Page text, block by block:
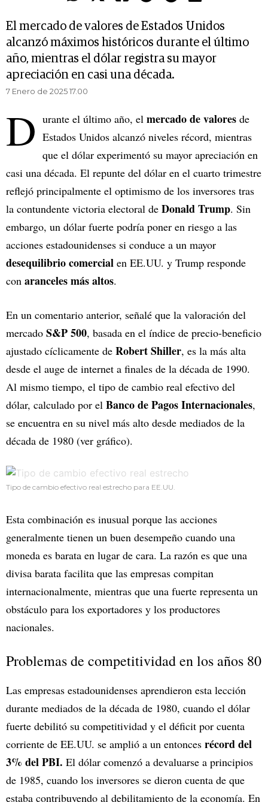
El mercado de valores de Estados Unidos
alcanzó máximos históricos durante el último
año, mientras el dólar registra su mayor
apreciación en casi una década.
7 Enero de 2025 17.00
D urante el último año, el mercado de valores de
Estados Unidos alcanzó niveles récord, mientras
que el dólar experimentó su mayor apreciación en
casi una década. El repunte del dólar en el cuarto trimestre
reflejó principalmente el optimismo de los inversores tras
la contundente victoria electoral de Donald Trump. Sin
embargo, un dólar fuerte podría poner en riesgo a las
acciones estadounidenses si conduce a un mayor
desequilibrio comercial en EE.UU. y Trump responde
con aranceles más altos.
En un comentario anterior, señalé que la valoración del
mercado S&P 500, basada en el índice de precio-beneficio
ajustado cíclicamente de Robert Shiller, es la más alta
desde el auge de internet a finales de la década de 1990.
Al mismo tiempo, el tipo de cambio real efectivo del
dólar, calculado por el Banco de Pagos Internacionales,
se encuentra en su nivel más alto desde mediados de la
década de 1980 (ver gráfico).
Tipo de cambio efectivo real estrecho para EE.UU.
Esta combinación es inusual porque las acciones
generalmente tienen un buen desempeño cuando una
moneda es barata en lugar de cara. La razón es que una
divisa barata facilita que las empresas compitan
internacionalmente, mientras que una fuerte representa un
obstáculo para los exportadores y los productores
nacionales.
Problemas de competitividad en los años 80
Las empresas estadounidenses aprendieron esta lección
durante mediados de la década de 1980, cuando el dólar
fuerte debilitó su competitividad y el déficit por cuenta
corriente de EE.UU. se amplió a un entonces récord del
3% del PBI. El dólar comenzó a devaluarse a principios
de 1985, cuando los inversores se dieron cuenta de que
estaba contribuyendo al debilitamiento de la economía. En